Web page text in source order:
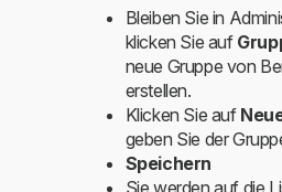
Bleiben Sie in
klicken Sie auf
neue Gruppe von
erstellen.
Klicken Sie auf
geben Sie der
Speichern